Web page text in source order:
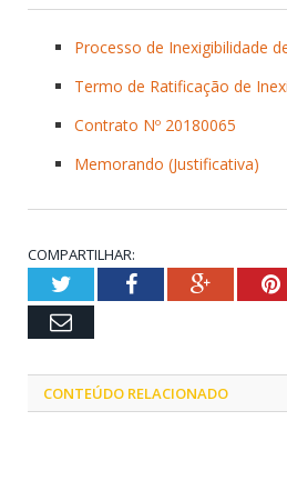
Processo de Inexigibilidade
Termo de Ratificação de
Contrato Nº 20180065
Memorando (Justificativa)
COMPARTILHAR:
TwitterFacebookGoogle+
Email
CONTEÚDO RELACIONADO